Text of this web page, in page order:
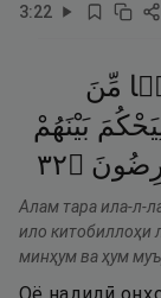
3:22
مِّنَ
بَيْنَهُمْ
۝٢٣
Алам тара ила-л-
ило китобиллоҳи
минҳум ва ҳум